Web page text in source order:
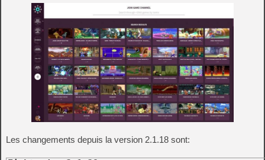
Les changements depuis la version 2.1.18 sont: